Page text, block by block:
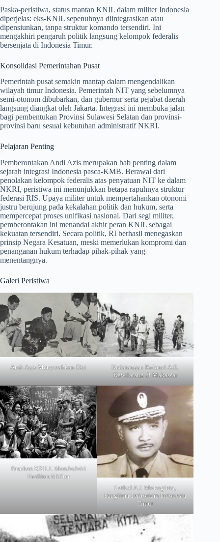
Paska-peristiwa, status mantan KNIL dalam militer Indonesia
diperjelas: eks-KNIL sepenuhnya diintegrasikan atau
dipensiunkan, tanpa struktur komando tersendiri. Ini
mengakhiri pengaruh politik langsung kelompok federalis
bersenjata di Indonesia Timur.
Konsolidasi Pemerintahan Pusat
Pemerintah pusat semakin mantap dalam mengendalikan
wilayah timur Indonesia. Pemerintah NIT yang sebelumnya
semi-otonom dibubarkan, dan gubernur serta pejabat daerah
langsung diangkat oleh Jakarta. Integrasi ini membuka jalan
bagi pembentukan Provinsi Sulawesi Selatan dan provinsi-
provinsi baru sesuai kebutuhan administratif NKRI.
Pelajaran Penting
Pemberontakan Andi Azis merupakan bab penting dalam
sejarah integrasi Indonesia pasca-KMB. Berawal dari
penolakan kelompok federalis atas penyatuan NIT ke dalam
NKRI, peristiwa ini menunjukkan betapa rapuhnya struktur
federasi RIS. Upaya militer untuk mempertahankan otonomi
justru berujung pada kekalahan politik dan hukum, serta
mempercepat proses unifikasi nasional. Dari segi militer,
pemberontakan ini menandai akhir peran KNIL sebagai
kekuatan tersendiri. Secara politik, RI berhasil menegaskan
prinsip Negara Kesatuan, meski memerlukan kompromi dan
penanganan hukum terhadap pihak-pihak yang
menentangnya.
Galeri Peristiwa
Andi Azis Menyerahkan Diri
Kedatangan Kolonel A.E.
Kawilarang di Makassar
Pasukan KNILL Menduduki
Fasilitas Militer
Letkol A.J. Mokoginta,
Panglima Teritorium Indonesia
Timur